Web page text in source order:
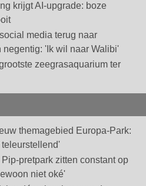
krijgt AI-upgrade: boze
media terug naar
'Ik wil naar Walibi'
zeegrasaquarium ter
themagebied Europa-Park:
pretpark zitten constant op
niet oké'